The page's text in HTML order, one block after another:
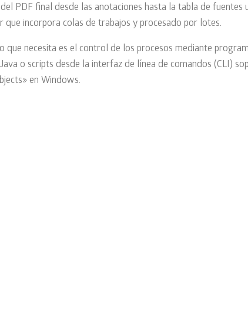
PDF final desde las anotaciones hasta la tabla de
que incorpora colas de trabajos y procesado por lotes.
que necesita es el control de los procesos mediante
o scripts desde la interfaz de línea de comandos (CLI)
en Windows.